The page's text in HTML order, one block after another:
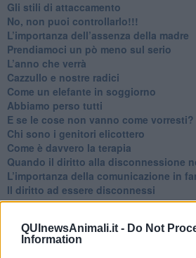
QUInewsAnimali.it - Do Not
Information
​Gli stili di attaccamento
No, non puoi controllarlo!!!
​L’importanza dell’assenza della madre
​Prendiamoci un pò meno sul serio
​L’anno che verrà
​Cazzullo e nostre radici
​Come un elefante in soggiorno
​Abbiamo perso tutti
E se le cose non vanno come vorresti?
​Chi sono i genitori elicottero
Come è davvero la terapia
Quando il diritto alla disconnessione
​L’importanza della comunicazione in
​Il diritto ad essere disconnessi
​Il pensiero dicotomico e la salute
​La Clownterapia
​Differenze tra persone frustrate e non